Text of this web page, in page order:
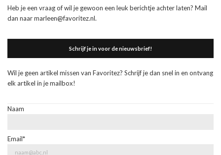
Heb je een vraag of wil je gewoon een leuk berichtje achter laten? Mail
dan naar marleen@favoritez.nl.
Schrijf je in voor de nieuwsbrief!
Wil je geen artikel missen van Favoritez? Schrijf je dan snel in en ontvang
elk artikel in je mailbox!
Naam
Email*